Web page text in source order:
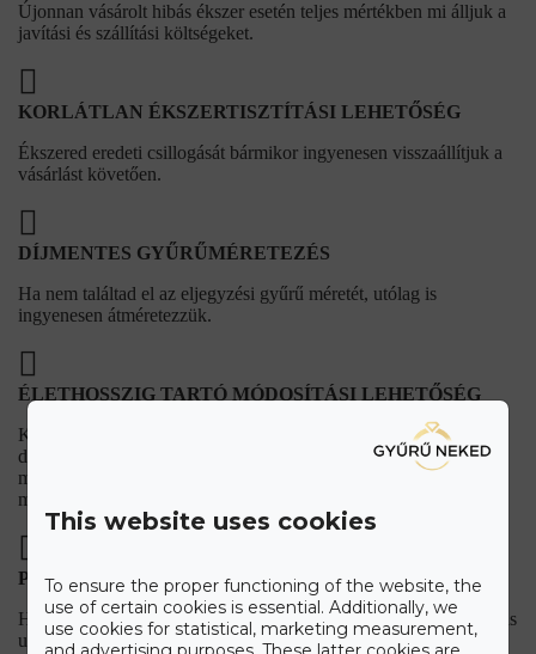
Újonnan vásárolt hibás ékszer esetén teljes mértékben mi álljuk a
javítási és szállítási költségeket.
KORLÁTLAN ÉKSZERTISZTÍTÁSI LEHETŐSÉG
Ékszered eredeti csillogását bármikor ingyenesen visszaállítjuk a
vásárlást követően.
DÍJMENTES GYŰRŰMÉRETEZÉS
Ha nem találtad el az eljegyzési gyűrű méretét, utólag is
ingyenesen átméretezzük.
ÉLETHOSSZIG TARTÓ MÓDOSÍTÁSI LEHETŐSÉG
Kívánságod szerint módosítjuk ékszered. A gyémántot vagy
drágakövet kicseréljük egy másik vagy nagyobb gyémántra, de
megváltoztathatod az ékszer anyagának színét, vagy akár
minőségét is.
PRÉMIUM UTÓGONDOZÁS
Ha a Gyűrű Neked üzletben vásárolsz, számíthatsz ránk a vásárlás
után is. Kollégáink mindig a rendelkezésedre fognak állni.
This website uses cookies
To ensure the proper functioning of the website, the
use of certain cookies is essential. Additionally, we
use cookies for statistical, marketing measurement,